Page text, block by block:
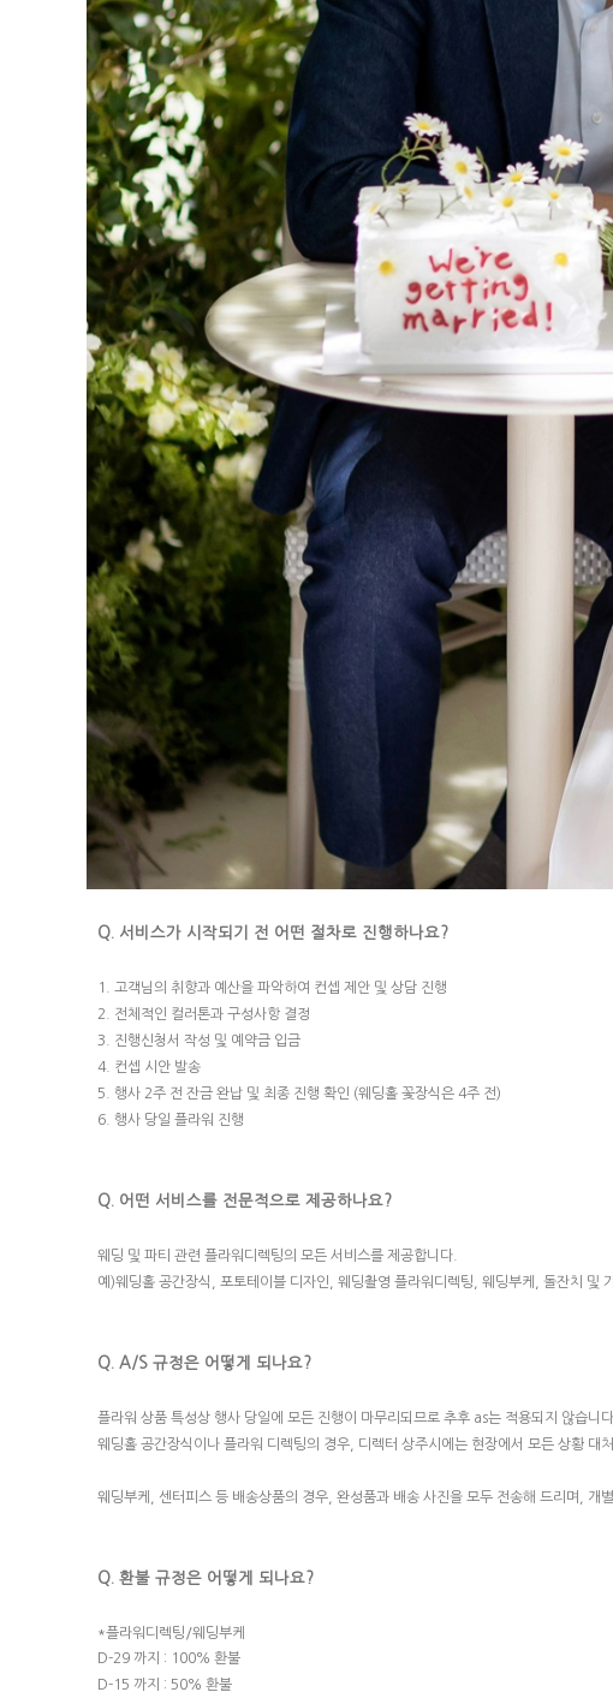
Q. 서비스가 시작되기 전 어떤 절차로 진행하나요?
1. 고객님의 취향과 예산을 파악하여 컨셉 제안 및 상담 진행
2. 전체적인 컬러톤과 구성사항 결정
3. 진행신청서 작성 및 예약금 입금
4. 컨셉 시안 발송
5. 행사 2주 전 잔금 완납 및 최종 진행 확인 (웨딩홀 꽃장식은 4주 전)
6. 행사 당일 플라워 진행
Q. 어떤 서비스를 전문적으로 제공하나요?
웨딩 및 파티 관련 플라워디렉팅의 모든 서비스를 제공합니다.
예)웨딩홀 공간장식, 포토테이블 디자인, 웨딩촬영 플라워디렉팅, 웨딩부케, 돌잔치 및
Q. A/S 규정은 어떻게 되나요?
플라워 상품 특성상 행사 당일에 모든 진행이 마무리되므로 추후 as는 적용되지 않습니
웨딩홀 공간장식이나 플라워 디렉팅의 경우, 디렉터 상주시에는 현장에서 모든 상황 대
웨딩부케, 센터피스 등 배송상품의 경우, 완성품과 배송 사진을 모두 전송해 드리며, 개
Q. 환불 규정은 어떻게 되나요?
*플라워디렉팅/웨딩부케
D-29 까지 : 100% 환불
D-15 까지 : 50% 환불